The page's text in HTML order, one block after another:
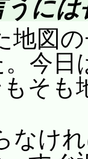
途中
によ
多い
い(耐
更
り
攀す
には
地図
今日
そ
なけ